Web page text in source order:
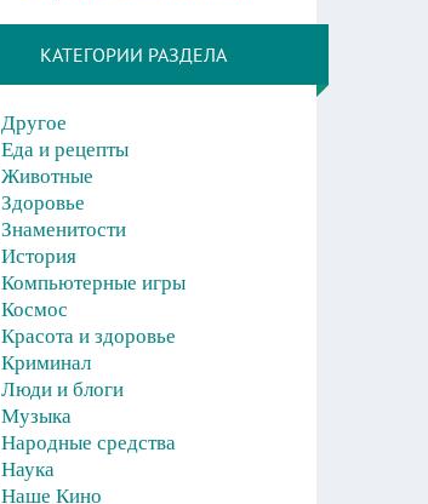
КАТЕГОРИИ РАЗДЕЛА
Другое
Еда и рецепты
Животные
Здоровье
Знаменитости
История
Компьютерные игры
Космос
Красота и здоровье
Криминал
Люди и блоги
Музыка
Народные средства
Наука
Наше Кино